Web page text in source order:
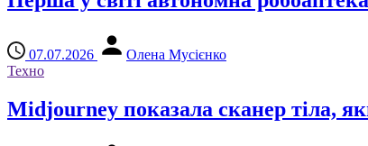
07.07.2026
Олена Мусієнко
Техно
Midjourney показала сканер тіла,